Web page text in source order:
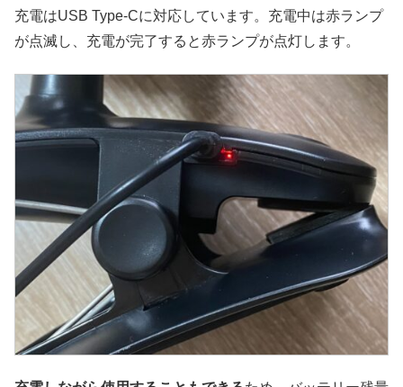
充電はUSB Type-Cに対応しています。充電中は赤ランプ
が点滅し、充電が完了すると赤ランプが点灯します。